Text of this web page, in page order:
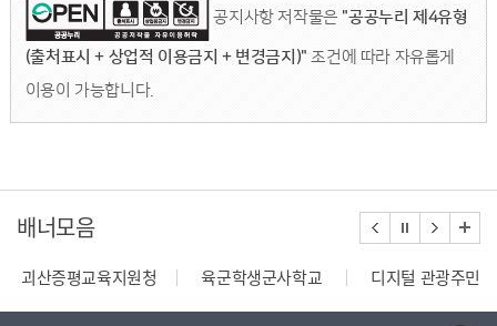
공지사항 저작물은 "공공누리 제4유형
(출처표시 + 상업적 이용금지 + 변경금지)" 조건에 따라 자유롭게
이용이 가능합니다.
배너모음
괴산증평교육지원청 육군학생군사학교
디지털 관광주민증